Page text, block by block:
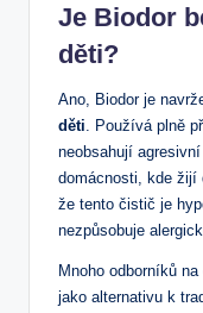
Je Biodor
děti?
Ano, Biodor je
děti . Používá plně
neobsahují
domácnosti, kde žijí
že tento čistič je
nezpůsobuje
Mnoho odborníků
jako alternativu k